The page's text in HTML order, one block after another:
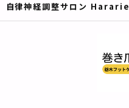
自律神経調整サロン Hararie